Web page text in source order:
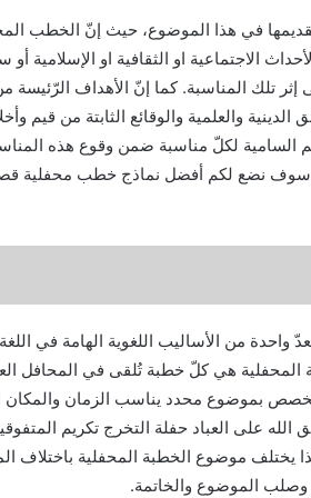
في هذا الموضوع، حيث إنّ الخطب
الاجتماعية او الثقافية او الإسلامية أو
تلك المناسبة. كما إنّ الأهداف الرّئيسة
والعلمية والوقائع الثابتة من قيم
السامية لكلّ مناسبة ضمن وقوع هذه
سوف نضع لكم أفضل نماذج خطب محفلية
من الأساليب اللغوية الهامة في اللغة
هي كلّ خطبة تُلقى في المحافل
بموضوع محدد يناسب الزمان والمكان
على العباد حفلة التخرج تكريم
يختلف موضوع الخطبة المحفلية باختلاف
وصلب الموضوع والخاتمة.